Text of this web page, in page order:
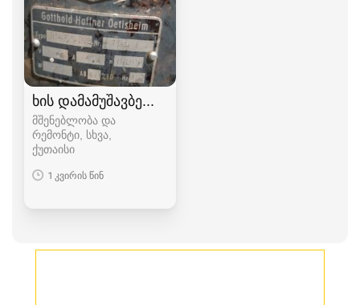
ხის დამამუშავბელი ხელსაწყოები
მშენებლობა და
რემონტი, სხვა
ქუთაისი
1 კვირის წინ